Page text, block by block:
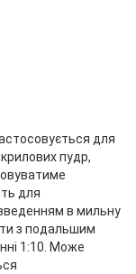
для
пудр,
для
в мильну
з подальшим
1:10. Може